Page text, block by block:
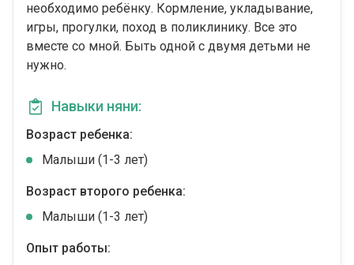
необходимо ребёнку. Кормление, укладывание,
игры, прогулки, поход в поликлинику. Все это
вместе со мной. Быть одной с двумя детьми не
нужно.
Навыки няни:
Возраст ребенка:
Малыши (1-3 лет)
Возраст второго ребенка:
Малыши (1-3 лет)
Опыт работы: